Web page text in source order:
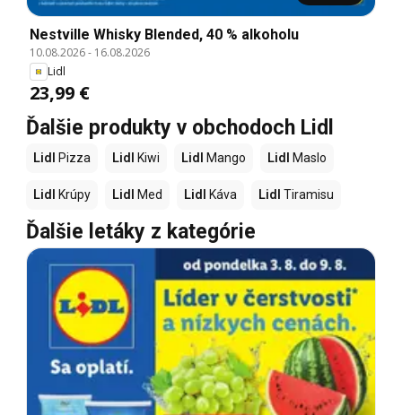
Nestville Whisky Blended, 40 % alkoholu
10.08.2026- 16.08.2026
Lidl
23,99 €
Ďalšie produkty v obchodoch Lidl
Lidl Pizza Lidl Kiwi Lidl Mango Lidl Maslo
Lidl Krúpy Lidl Med Lidl Káva Lidl Tiramisu
Ďalšie letáky z kategórie